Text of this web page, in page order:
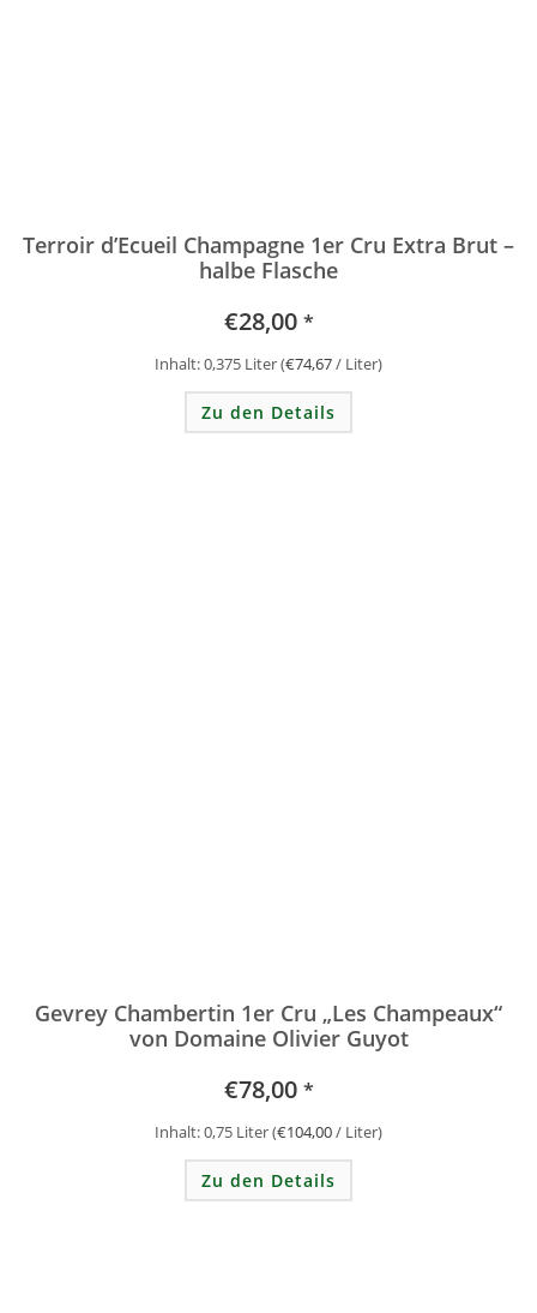
Terroir d’Ecueil Champagne 1er Cru Extra Brut –
halbe Flasche
€28,00 *
Inhalt: 0,375 Liter(€74,67/ Liter)
Zu den Details
Gevrey Chambertin 1er Cru „Les Champeaux“
von Domaine Olivier Guyot
€78,00 *
Inhalt: 0,75 Liter(€104,00/ Liter)
Zu den Details